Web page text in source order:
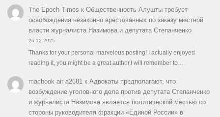
The Epoch Times к Общественность Алушты требует
освобождения незаконно арестованных по заказу местной
власти журналиста Назимова и депутата Степанченко
26.12.2025
Thanks for your personal marvelous posting! I actually enjoyed
reading it, you might be a great author.I will remember to…
macbook air a2681к Адвокаты предполагают, что
возбуждение уголовного дела против депутата Степанченко
и журналиста Назимова является политической местью со
стороны руководителя фракции «Единой России» в